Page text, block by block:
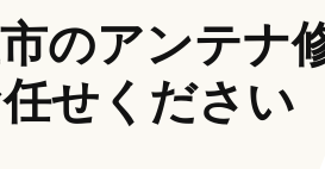
のアンテナ
せください